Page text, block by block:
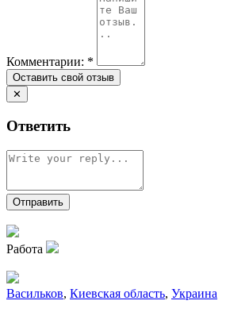
Комментарии: *
✕
Ответить
Работа
Васильков, Киевская область, Украина